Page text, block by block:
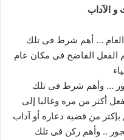
و الآداب
العام … أهم شرط فى تلك
الفعل الفاضح فى مكان عام
… وأهم شرط فى تلك
أكثر من مره وغالبا إلى
من قضيه دعاره أو آداب
.. وأهم ركن فى تلك